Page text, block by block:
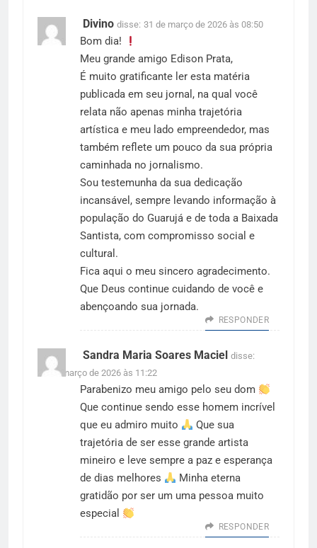
Divino disse: 31 de março de 2026 às 08:50
Bom dia!
Meu grande amigo Edison Prata,
É muito gratificante ler esta matéria
publicada em seu jornal, na qual você
relata não apenas minha trajetória
artística e meu lado empreendedor, mas
também reflete um pouco da sua própria
caminhada no jornalismo.
Sou testemunha da sua dedicação
incansável, sempre levando informação à
população do Guarujá e de toda a Baixada
Santista, com compromisso social e
cultural.
Fica aqui o meu sincero agradecimento.
Que Deus continue cuidando de você e
abençoando sua jornada.
RESPONDER
Sandra Maria Soares Maciel disse:
31 de março de 2026 às 11:22
Parabenizo meu amigo pelo seu dom
Que continue sendo esse homem incrível
que eu admiro muito
Que sua
trajetória de ser esse grande artista
mineiro e leve sempre a paz e esperança
de dias melhores
Minha eterna
gratidão por ser um uma pessoa muito
especial
RESPONDER